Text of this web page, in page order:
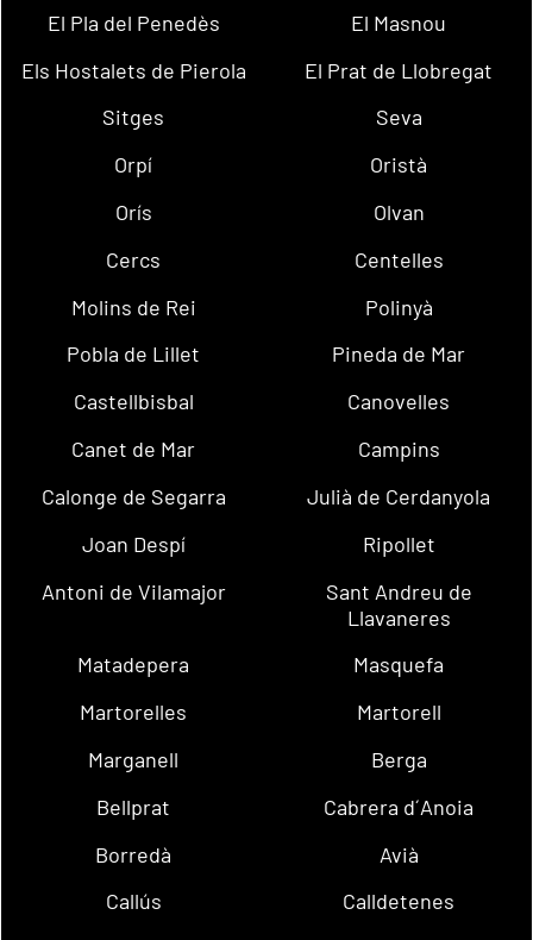
El Pla del Penedès
El Masnou
Els Hostalets de Pierola
El Prat de Llobregat
Sitges
Seva
Orpí
Oristà
Orís
Olvan
Cercs
Centelles
Molins de Rei
Polinyà
Pobla de Lillet
Pineda de Mar
Castellbisbal
Canovelles
Canet de Mar
Campins
Calonge de Segarra
Julià de Cerdanyola
Joan Despí
Ripollet
Antoni de Vilamajor
Sant Andreu de
Llavaneres
Matadepera
Masquefa
Martorelles
Martorell
Marganell
Berga
Bellprat
Cabrera d´Anoia
Borredà
Avià
Callús
Calldetenes